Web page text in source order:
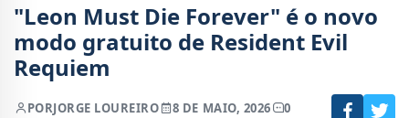
"Leon Must Die Forever" é o novo
modo gratuito de Resident Evil
Requiem
PORJORGE LOUREIRO 8 DE MAIO, 2026 0